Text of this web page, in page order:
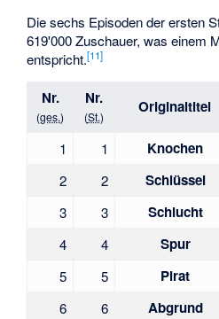
Die sechs Episoden der ersten
619'000 Zuschauer, was einem
entspricht.[11]
Nr.
(ges.)
Nr.
(St.)
Original­titel
1 1 Knochen
2
2 Schlüssel
3
3 Schlucht
4
4 Spur
5
5 Pirat
6
6 Abgrund